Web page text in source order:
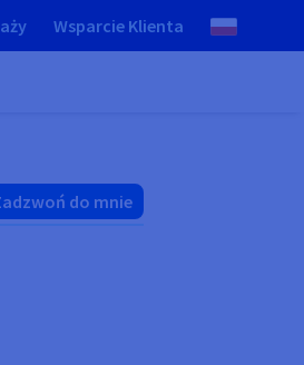
Wsparcie Klienta
do mnie